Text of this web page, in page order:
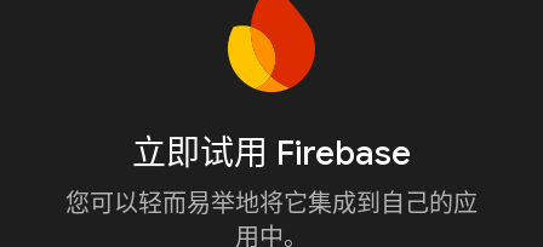
立即试用 Firebase
您可以轻而易举地将它集成到自己的应
用中。